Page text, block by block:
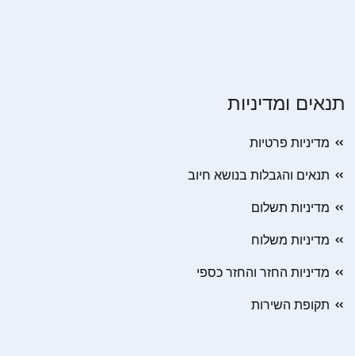
תנאים ומדיניות
מדיניות פרטיות
תנאים והגבלות בנושא חיוב
מדיניות תשלום
מדיניות משלוח
מדיניות החזר והחזר כספי
תקופת השירות